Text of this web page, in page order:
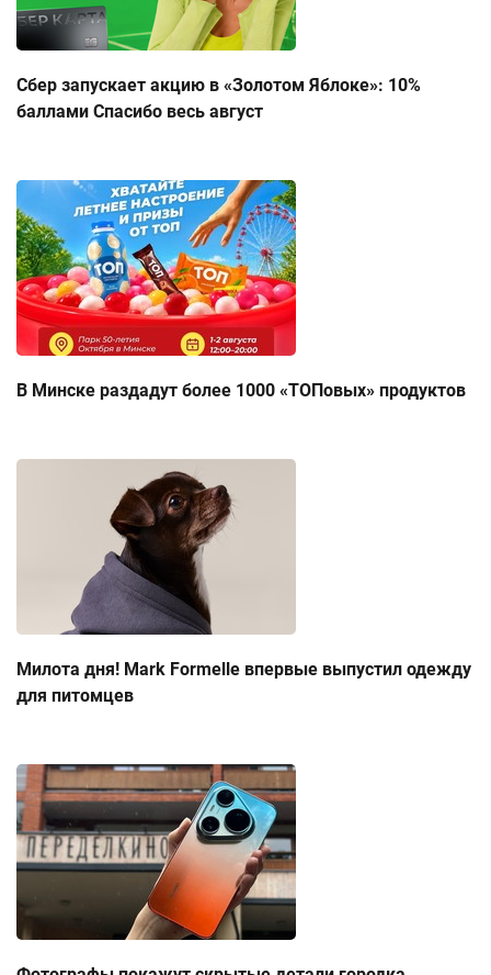
Сбер запускает акцию в «Золотом Яблоке»: 10%
баллами Спасибо весь август
В Минске раздадут более 1000 «ТОПовых» продуктов
Милота дня! Mark Formelle впервые выпустил одежду
для питомцев